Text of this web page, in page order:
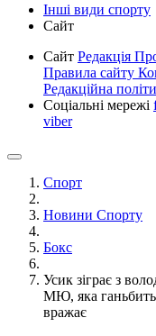
Інші види спорту
Сайт
Сайт Редакція
Правила сайту
Редакційна
Соціальні мережі
viber
Спорт
Новини Спорту
Бокс
Усик зіграє з
МЮ, яка
вражає